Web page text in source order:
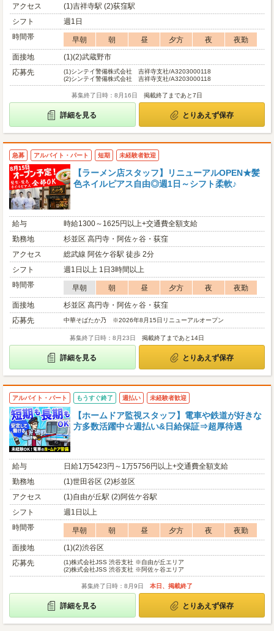
アクセス
(1)吉祥寺駅 (2)荻窪駅
シフト
週1日
時間帯
早朝 朝 昼 夕方 夜
夜勤
面接地
(1)(2)武蔵野市
応募先
(1)シンテイ警備株式会社 吉祥寺支社/A3203000118
(2)シンテイ警備株式会社 吉祥寺支社/A3203000118
募集終了日時：8月16日 掲載終了まであと7日
詳細を見る とりあえず保存
急募 アルバイト・パート 短期 未経験者歓迎
【ラーメン店スタッフ】リニューアルOPEN★髪
色ネイルピアス自由◎週1日～シフト柔軟♪
給与
時給1300～1625円以上+交通費全額支給
勤務地
杉並区 高円寺・阿佐ヶ谷・荻窪
アクセス
総武線 阿佐ケ谷駅 徒歩 2分
シフト
週1日以上 1日3時間以上
時間帯
早朝 朝 昼 夕方 夜
夜勤
面接地
杉並区 高円寺・阿佐ヶ谷・荻窪
応募先
中華そばたか乃 ※2026年8月15日リニューアルオープン
募集終了日時：8月23日 掲載終了まであと14日
詳細を見る とりあえず保存
アルバイト・パート もうすぐ終了 週払い 未経験者歓迎
【ホームドア監視スタッフ】電車や鉄道が好きな
方多数活躍中☆週払い&日給保証⇒超厚待遇
給与
日給1万5423円～1万5756円以上+交通費全額支給
勤務地
(1)世田谷区 (2)杉並区
アクセス
(1)自由が丘駅 (2)阿佐ケ谷駅
シフト
週1日以上
時間帯
早朝 朝 昼 夕方 夜
夜勤
面接地
(1)(2)渋谷区
応募先
(1)株式会社JSS 渋谷支社 ※自由が丘エリア
(2)株式会社JSS 渋谷支社 ※阿佐ヶ谷エリア
募集終了日時：8月9日 本日、掲載終了
詳細を見る とりあえず保存